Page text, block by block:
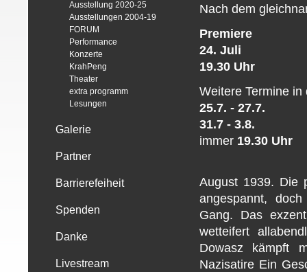
Ausstellung 2020-25
Ausstellungen 2004-19
FORUM
Performance
Konzerte
KrahPeng
Theater
extra programm
Lesungen
Galerie
Partner
Barrierefeiheit
Spenden
Danke
Livestream
Nach dem
Premiere
24. Juli
19.30 Uhr
Weitere Termine in
25.7. - 27.7.
31.7 - 3.8.
immer19.30 Uhr
August 1939. Die
angespannt,
Gang. Das
wetteifert
Dowasz kämpft
Nazisatire Ein